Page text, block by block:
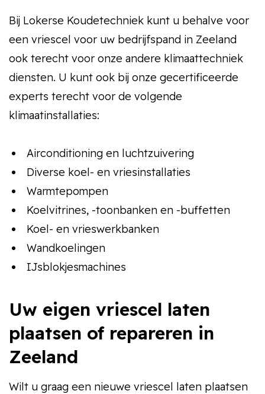
Bij Lokerse Koudetechniek kunt u behalve voor
een vriescel voor uw bedrijfspand in Zeeland
ook terecht voor onze andere klimaattechniek
diensten. U kunt ook bij onze gecertificeerde
experts terecht voor de volgende
klimaatinstallaties:
Airconditioning en luchtzuivering
Diverse koel- en vriesinstallaties
Warmtepompen
Koelvitrines, -toonbanken en -buffetten
Koel- en vrieswerkbanken
Wandkoelingen
IJsblokjesmachines
Uw eigen vriescel laten
plaatsen of repareren in
Zeeland
Wilt u graag een nieuwe vriescel laten plaatsen